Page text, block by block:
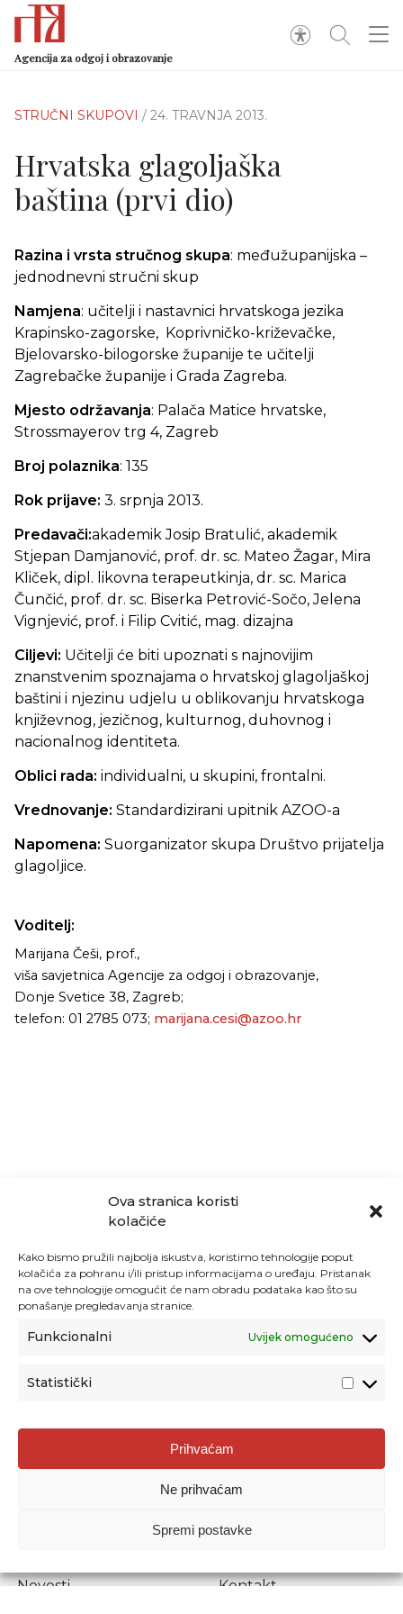
Ova stranica koristi
kolačiće
Kako bismo pružili najbolja iskustva, koristimo tehnologije poput
kolačića za pohranu i/ili pristup informacijama o uređaju. Pristanak
na ove tehnologije omogućit će nam obradu podataka kao što su
ponašanje pregledavanja stranice.
Funkcionalni Uvijek omogućeno
Statistički
Prihvaćam
Ne prihvaćam
Spremi postavke
Agencija za odgoj i obrazovanje
STRUČNI SKUPOVI / 24. TRAVNJA 2013.
Hrvatska glagoljaška
baština (prvi dio)
Razina i vrsta stručnog skupa: međužupanijska –
jednodnevni stručni skup
Namjena: učitelji i nastavnici hrvatskoga jezika
Krapinsko-zagorske, Koprivničko-križevačke,
Bjelovarsko-bilogorske županije te učitelji
Zagrebačke županije i Grada Zagreba.
Mjesto održavanja: Palača Matice hrvatske,
Strossmayerov trg 4, Zagreb
Broj polaznika: 135
Rok prijave: 3. srpnja 2013.
Predavači:akademik Josip Bratulić, akademik
Stjepan Damjanović, prof. dr. sc. Mateo Žagar, Mira
Kliček, dipl. likovna terapeutkinja, dr. sc. Marica
Čunčić, prof. dr. sc. Biserka Petrović-Sočo, Jelena
Vignjević, prof. i Filip Cvitić, mag. dizajna
Ciljevi: Učitelji će biti upoznati s najnovijim
znanstvenim spoznajama o hrvatskoj glagoljaškoj
baštini i njezinu udjelu u oblikovanju hrvatskoga
književnog, jezičnog, kulturnog, duhovnog i
nacionalnog identiteta.
Oblici rada: individualni, u skupini, frontalni.
Vrednovanje: Standardizirani upitnik AZOO-a
Napomena: Suorganizator skupa Društvo prijatelja
glagoljice.
Voditelj:
Marijana Češi, prof.,
viša savjetnica Agencije za odgoj i obrazovanje,
Donje Svetice 38, Zagreb;
telefon: 01 2785 073; marijana.cesi@azoo.hr
Agencija za odgoj i obrazovanje
Donje Svetice 38, 10000 Zagreb
1778129
Prenošenje sadržaja dopušteno je uz navođenje izvora.
Novosti
Kontakt